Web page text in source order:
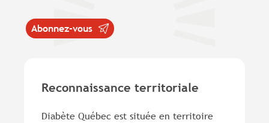
Abonnez-vous
Reconnaissance territoriale
Diabète Québec est située en territoire